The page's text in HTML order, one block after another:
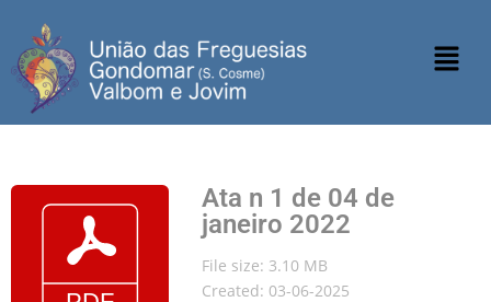
Ata n 1 de 04 de
janeiro 2022
File size: 3.10 MB
Created: 03-06-2025